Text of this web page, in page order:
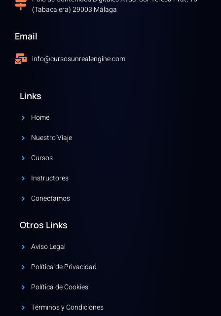
(Tabacalera) 29003 Málaga
Email
info@cursosunrealengine.com
Links
Home
Nuestro Viaje
Cursos
Instructores
Conectamos
Otros Links
Aviso Legal
Política de Privacidad
Política de Cookies
Términos y Condiciones